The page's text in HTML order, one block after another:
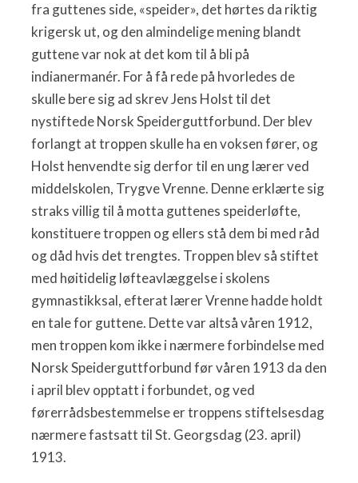
fra guttenes side, «speider», det hørtes da riktig
krigersk ut, og den almindelige mening blandt
guttene var nok at det kom til å bli på
indianermanér. For å få rede på hvorledes de
skulle bere sig ad skrev Jens Holst til det
nystiftede Norsk Speiderguttforbund. Der blev
forlangt at troppen skulle ha en voksen fører, og
Holst henvendte sig derfor til en ung lærer ved
middelskolen, Trygve Vrenne. Denne erklærte sig
straks villig til å motta guttenes speiderløfte,
konstituere troppen og ellers stå dem bi med råd
og dåd hvis det trengtes. Troppen blev så stiftet
med høitidelig løfteavlæggelse i skolens
gymnastikksal, efterat lærer Vrenne hadde holdt
en tale for guttene. Dette var altså våren 1912,
men troppen kom ikke i nærmere forbindelse med
Norsk Speiderguttforbund før våren 1913 da den
i april blev opptatt i forbundet, og ved
førerrådsbestemmelse er troppens stiftelsesdag
nærmere fastsatt til St. Georgsdag (23. april)
1913.